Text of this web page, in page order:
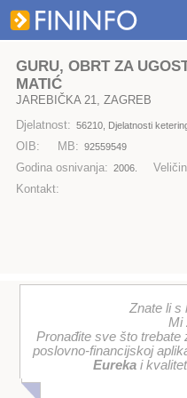
GURU, OBRT ZA
MATIĆ
JAREBIČKA 21, ZAGREB
Djelatnost: 56210, Djelatnosti
OIB: MB: 92559549
Godina osnivanja: 2006.
Kontakt:
Znate li s
Mi
Pronađite sve što trebate
poslovno-financijskoj
Eurekai